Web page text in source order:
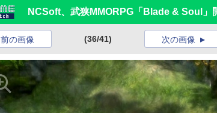
NCSoft、武狭MMORPG「Blade & Soul」
前の画像 (36/41) 次の画像